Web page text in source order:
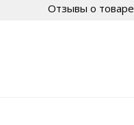
Отзывы о товаре